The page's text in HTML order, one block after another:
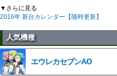
▼さらに見る
2016年 新台カレンダー【随時更新】
人気機種
エウレカセブンAO